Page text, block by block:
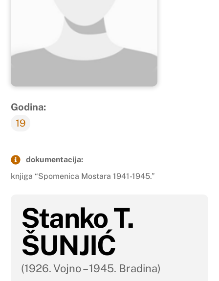
Godina:
19
dokumentacija:
knjiga “Spomenica Mostara 1941-1945.”
Stanko T.
ŠUNJIĆ
(1926. Vojno – 1945. Bradina)